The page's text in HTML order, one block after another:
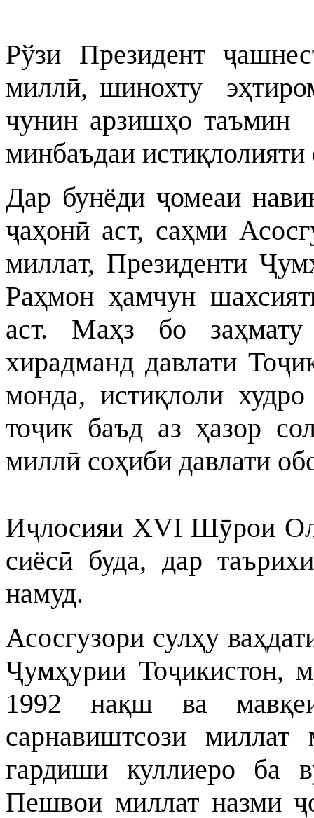
Рўзи Президент
миллӣ, шинохту
чунин арзишҳо таъмин
минбаъдаи
Дар бунёди ҷомеаи
ҷаҳонӣ аст, саҳми
миллат, Президенти
Раҳмон ҳамчун
аст. Маҳз бо
хирадманд давлати
монда, истиқлоли
тоҷик баъд аз ҳазор
миллӣ соҳиби давлати
Иҷлосияи XVI Шӯрои
сиёсӣ буда, дар
намуд.
Асосгузори сулҳу
Ҷумҳурии Тоҷикистон,
1992 нақш ва
сарнавиштсози
гардиши куллиеро ба
Пешвои миллат назми